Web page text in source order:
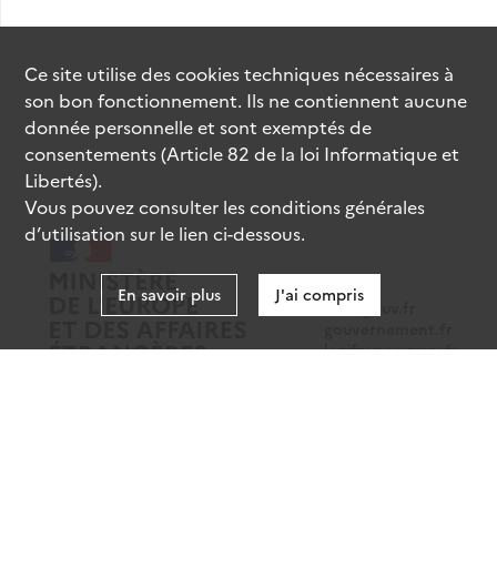
data.gouv.fr
legifrance.gouv.fr
Ce site utilise descookiestechniques nécessaires à
son bon fonctionnement. Ils ne contiennent aucune
donnée personnelle et sont exemptés de
consentements (Article 82 de la loi Informatique et
Libertés).
Vous pouvez consulter les conditions générales
d’utilisation sur le lien ci-dessous.
En savoir plus J'ai compris